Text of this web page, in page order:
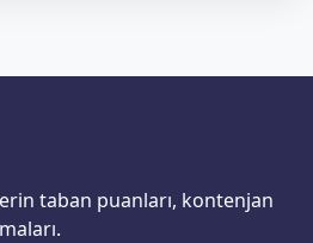
taban puanları, kontenjan